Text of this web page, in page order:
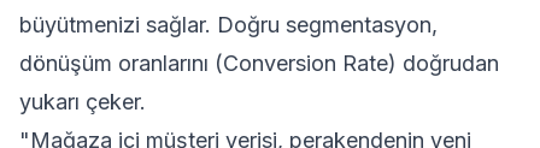
büyütmenizi sağlar. Doğru segmentasyon,
dönüşüm oranlarını (Conversion Rate) doğrudan
yukarı çeker.
"Mağaza içi müşteri verisi, perakendenin yeni